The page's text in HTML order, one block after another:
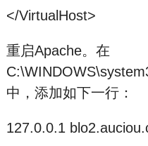
</VirtualHost>
重启Apache。在
中，添加如下一行：
127.0.0.1